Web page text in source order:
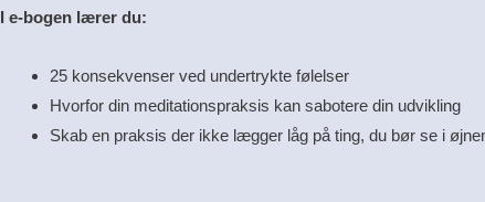
I e-bogen lærer du:
25 konsekvenser ved undertrykte følelser
Hvorfor din meditationspraksis kan sabotere din udvikling
Skab en praksis der ikke lægger låg på ting, du bør se i